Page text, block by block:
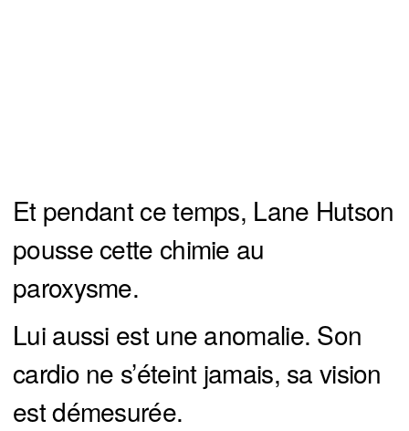
Et pendant ce temps, Lane Hutson
pousse cette chimie au
paroxysme.
Lui aussi est une anomalie. Son
cardio ne s’éteint jamais, sa vision
est démesurée.